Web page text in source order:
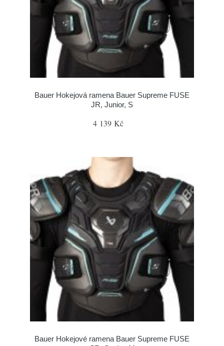
Bauer Hokejová ramena Bauer Supreme FUSE
JR, Junior, S
4 139 Kč
Bauer Hokejové ramena Bauer Supreme FUSE